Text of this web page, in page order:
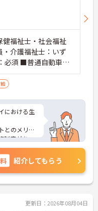
福祉士・社会福祉
介護福祉士：いず
必須 ■普通自動車運
における生
とのメリハ
制度があ
環境です。
ど、さら
談くださ
紹介してもらう
更新日：2026年08月04日